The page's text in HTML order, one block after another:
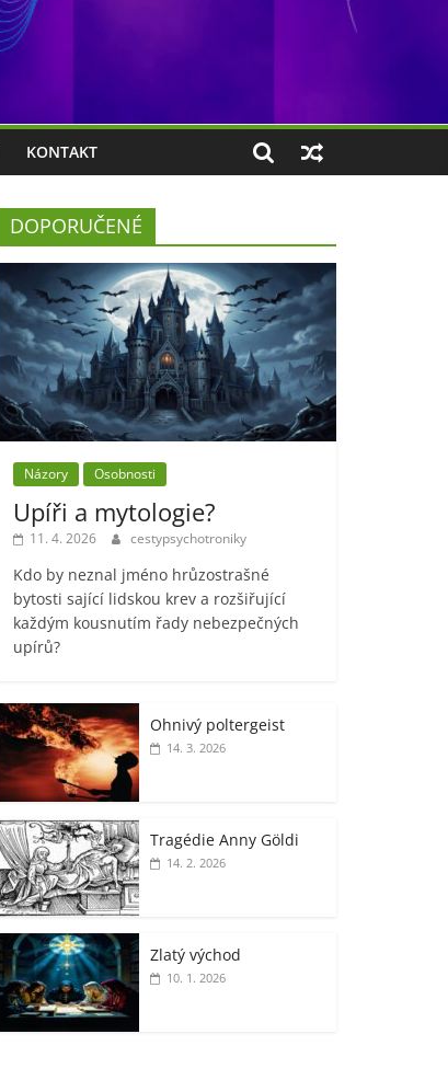
KONTAKT
DOPORUČENÉ
Názory Osobnosti
Upíři a mytologie?
11. 4. 2026 cestypsychotroniky
Kdo by neznal jméno hrůzostrašné
bytosti sající lidskou krev a rozšiřující
každým kousnutím řady nebezpečných
upírů?
Ohnivý poltergeist
14. 3. 2026
Tragédie Anny Göldi
14. 2. 2026
Zlatý východ
10. 1. 2026